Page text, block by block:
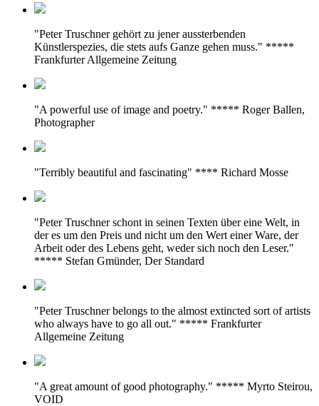
"Peter Truschner gehört zu jener aussterbenden
Künstlerspezies, die stets aufs Ganze gehen muss." *****
Frankfurter Allgemeine Zeitung
"A powerful use of image and poetry." ***** Roger Ballen,
Photographer
"Terribly beautiful and fascinating" **** Richard Mosse
"Peter Truschner schont in seinen Texten über eine Welt, in
der es um den Preis und nicht um den Wert einer Ware, der
Arbeit oder des Lebens geht, weder sich noch den Leser."
***** Stefan Gmünder, Der Standard
"Peter Truschner belongs to the almost extincted sort of artists
who always have to go all out." ***** Frankfurter
Allgemeine Zeitung
"A great amount of good photography." ***** Myrto Steirou,
VOID